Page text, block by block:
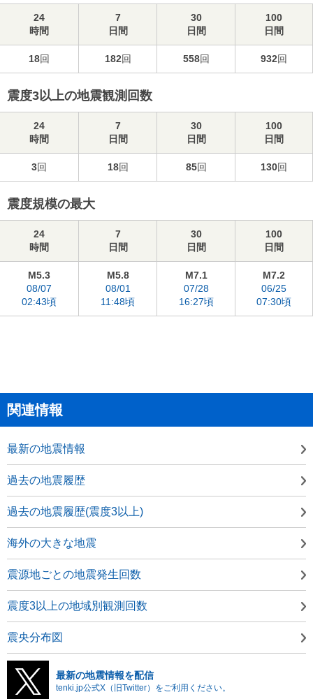
24
時間
7
日間
30
日間
100
日間
18回 182回 558回 932回
震度3以上の地震観測回数
24
時間
7
日間
30
日間
100
日間
3回 18回 85回 130回
震度規模の最大
24
時間
7
日間
30
日間
100
日間
M5.3
08/07
02:43頃
M5.8
08/01
11:48頃
M7.1
07/28
16:27頃
M7.2
06/25
07:30頃
関連情報
最新の地震情報
過去の地震履歴
過去の地震履歴(震度3以上)
海外の大きな地震
震源地ごとの地震発生回数
震度3以上の地域別観測回数
震央分布図
最新の地震情報を配信
tenki.jp公式X（旧Twitter）をご利用ください。